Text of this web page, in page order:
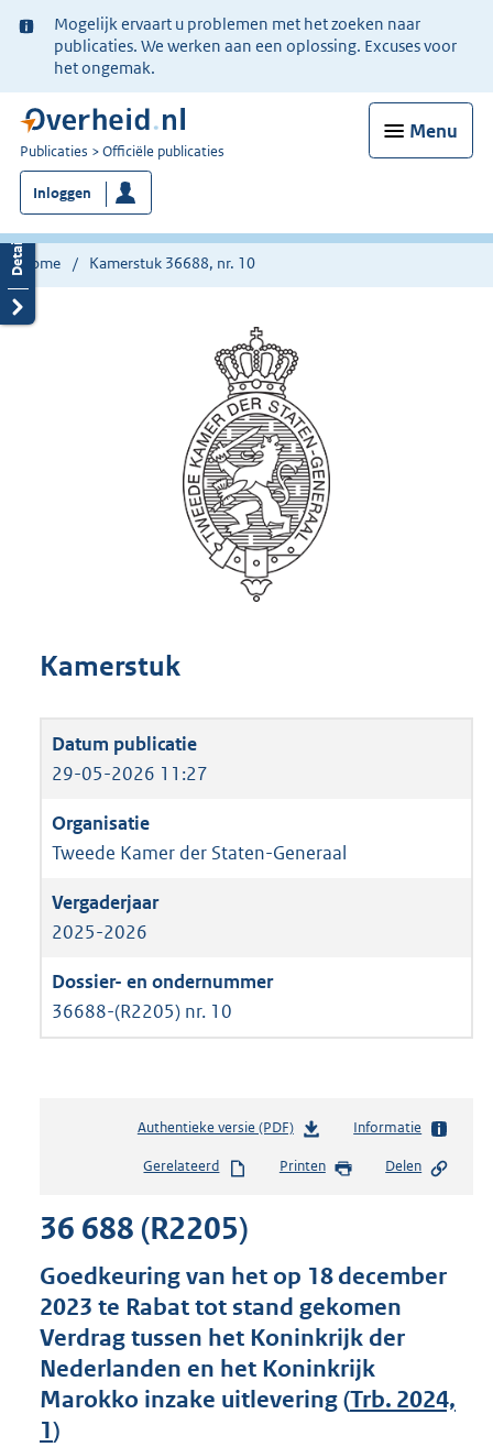
Ter
informatie:
Mogelijk ervaart u problemen met het zoeken naar
publicaties. We werken aan een oplossing. Excuses voor
het ongemak.
Menu
U
bent
nu
hier:
Publicaties Officiële publicaties
Inloggen
Home Kamerstuk 36688, nr. 10
Kamerstuk
29-05-2026 11:27
Tweede Kamer der Staten-Generaal
2025-2026
36688-(R2205) nr. 10
Authentieke versie (PDF)b
s
s
g
r
o
t
Informatie
Gerelateerd Printen Delen
36 688 (R2205)
Goedkeuring van het op 18 december
2023 te Rabat tot stand gekomen
Verdrag tussen het Koninkrijk der
Nederlanden en het Koninkrijk
Marokko inzake uitlevering (Trb. 2024,
1)